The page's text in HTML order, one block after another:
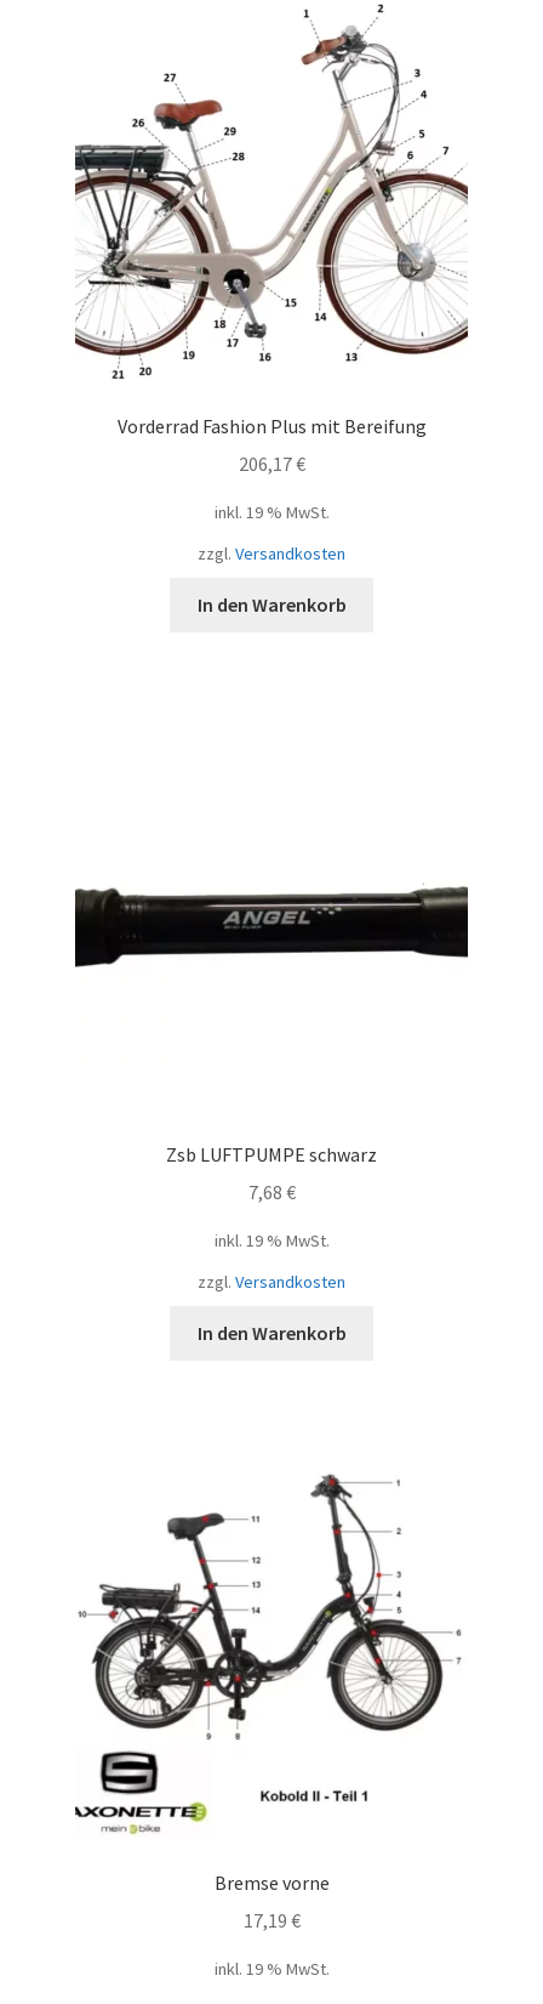
Vorderrad Fashion Plus mit Bereifung
206,17€
inkl. 19 % MwSt.
zzgl. Versandkosten
In den Warenkorb
Zsb LUFTPUMPE schwarz
7,68 €
inkl. 19 % MwSt.
zzgl. Versandkosten
In den Warenkorb
Bremse vorne
17,19 €
inkl. 19 % MwSt.